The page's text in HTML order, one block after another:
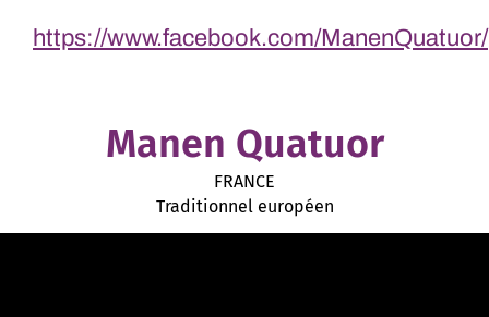
https://www.facebook.com/ManenQuatuor/
Manen Quatuor
FRANCE
Traditionnel européen